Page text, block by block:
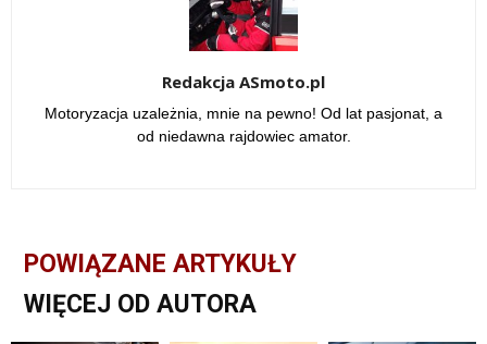
Redakcja ASmoto.pl
Motoryzacja uzależnia, mnie na pewno! Od lat pasjonat, a
od niedawna rajdowiec amator.
POWIĄZANE ARTYKUŁY
WIĘCEJ OD AUTORA